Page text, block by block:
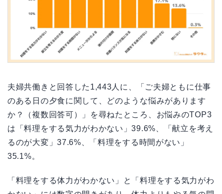
夫婦共働きと回答した1,443人に、「ご夫婦ともに仕事
のある日の夕食に関して、どのような悩みがあります
か？（複数回答可）」を尋ねたところ、お悩みのTOP3
は「料理をする気力がわかない」39.6%、「献立を考え
るのが大変」37.6%、「料理をする時間がない」
35.1%。
「料理をする体力がわかない」と「料理をする気力がわ